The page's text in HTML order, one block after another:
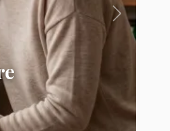
Successivo